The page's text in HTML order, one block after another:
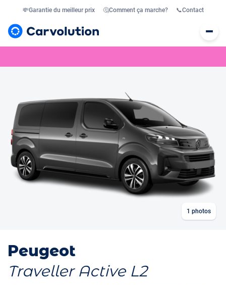
💸Garantie du meilleur prix 🤔Comment ça marche? 📞Contact
1 photos
Peugeot
Traveller Active L2